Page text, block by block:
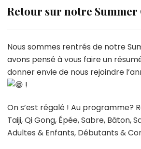
Retour sur notre Summer
Nous sommes rentrés de notre
avons pensé à vous faire un
donner envie de nous rejoindre
!
On s’est régalé ! Au programme?
Taiji, Qi Gong, Épée, Sabre, Bâton,
Adultes & Enfants, Débutants &